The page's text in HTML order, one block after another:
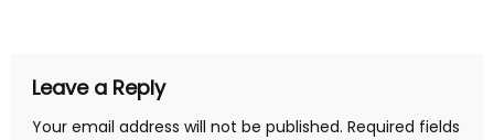
Leave a Reply
Your email address will not be published. Required fields